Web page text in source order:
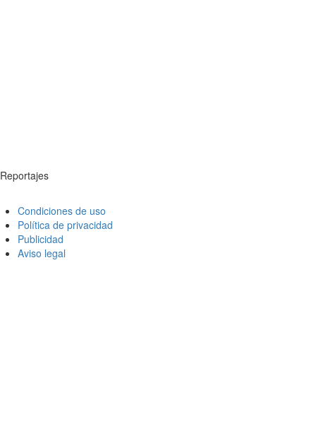
Reportajes
Condiciones de uso
Política de privacidad
Publicidad
Aviso legal